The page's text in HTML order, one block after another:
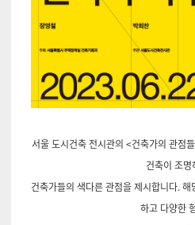
서울 도시건축 전시관의 <건축가의 관점들
건축이 조명
건축가들의 색다른 관점을 제시합니다. 해
하고 다양한